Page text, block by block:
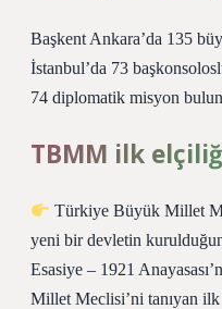
Başkent Ankara’da 135
İstanbul’da 73
74 diplomatik misyon
TBMM ilk
Türkiye Büyük Millet
yeni bir devletin
Esasiye – 1921
Millet Meclisi’ni tanıyan